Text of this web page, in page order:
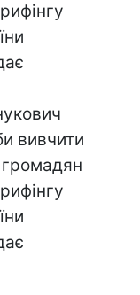
вивчити
громадян